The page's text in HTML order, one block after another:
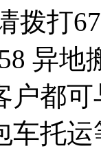
拨打
异
户都
车托